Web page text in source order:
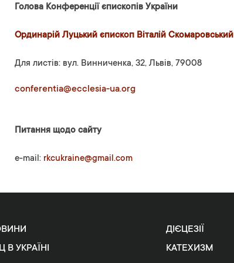
Голова Конференції єпископів України
Ординарій Луцький єпископ Віталій Скомаровський
Для листів: вул. Винниченка, 32, Львів, 79008
conferentia@ecclesia-ua.org
Питання щодо сайту
e-mail: rkcukraine@gmail.com
В УКРАЇНІ
ДІЄЦЕЗІЇ
КАТЕХИЗМ